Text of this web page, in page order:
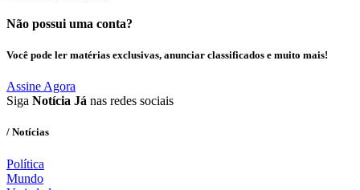
Não possui uma conta?
Você pode ler matérias exclusivas, anunciar classificados e muito mais!
Assine Agora
Siga Notícia Já nas redes sociais
/ Notícias
Política
Mundo